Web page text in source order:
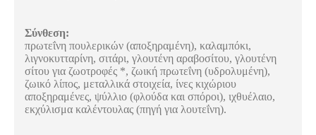
Σύνθεση:
πρωτεΐνη πουλερικών (αποξηραμένη), καλαμπόκι,
λιγνοκυτταρίνη, σιτάρι, γλουτένη αραβοσίτου, γλουτένη
σίτου για ζωοτροφές *, ζωική πρωτεΐνη (υδρολυμένη),
ζωικό λίπος, μεταλλικά στοιχεία, ίνες κιχώριου
αποξηραμένες, ψύλλιο (φλούδα και σπόροι), ιχθυέλαιο,
εκχύλισμα καλέντουλας (πηγή για λουτεΐνη).